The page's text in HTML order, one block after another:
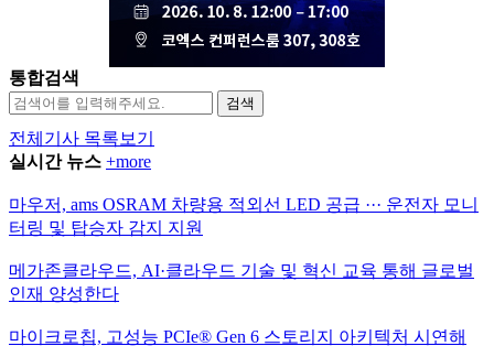
통합검색
검색
전체기사 목록보기
실시간 뉴스 +more
마우저, ams OSRAM 차량용 적외선 LED 공급 ··· 운전자 모니
터링 및 탑승자 감지 지원
메가존클라우드, AI·클라우드 기술 및 혁신 교육 통해 글로벌
인재 양성한다
마이크로칩, 고성능 PCIe® Gen 6 스토리지 아키텍처 시연해